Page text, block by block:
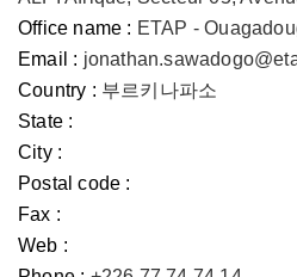
Office name : ETAP -
Email :
Country : 부르키나파소
State :
City :
Postal code :
Fax :
Web :